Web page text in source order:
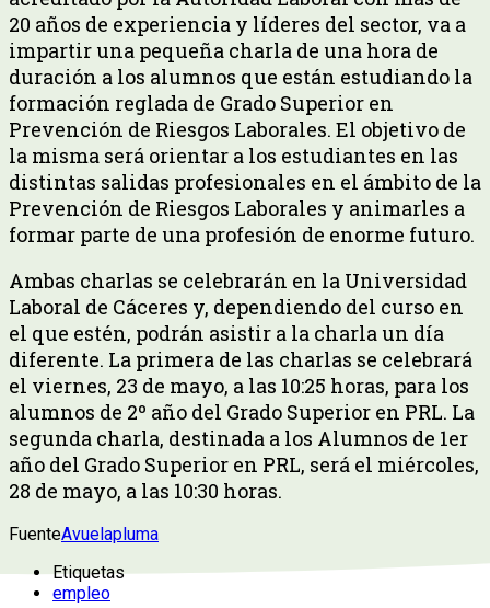
20 años de experiencia y líderes del sector, va a
impartir una pequeña charla de una hora de
duración a los alumnos que están estudiando la
formación reglada de Grado Superior en
Prevención de Riesgos Laborales. El objetivo de
la misma será orientar a los estudiantes en las
distintas salidas profesionales en el ámbito de la
Prevención de Riesgos Laborales y animarles a
formar parte de una profesión de enorme futuro.
Ambas charlas se celebrarán en la Universidad
Laboral de Cáceres y, dependiendo del curso en
el que estén, podrán asistir a la charla un día
diferente. La primera de las charlas se celebrará
el viernes, 23 de mayo, a las 10:25 horas, para los
alumnos de 2º año del Grado Superior en PRL. La
segunda charla, destinada a los Alumnos de 1er
año del Grado Superior en PRL, será el miércoles,
28 de mayo, a las 10:30 horas.
FuenteAvuelapluma
Etiquetas
empleo